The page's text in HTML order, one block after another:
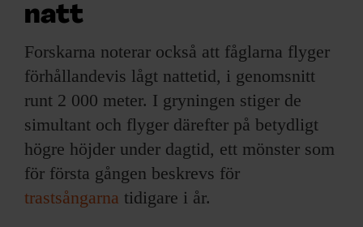
natt
Forskarna noterar också att fåglarna flyger
förhållandevis lågt nattetid, i genomsnitt
runt 2 000 meter. I gryningen stiger de
simultant och flyger därefter på betydligt
högre höjder under dagtid, ett mönster som
för första gången beskrevs för
trastsångarna tidigare i år.